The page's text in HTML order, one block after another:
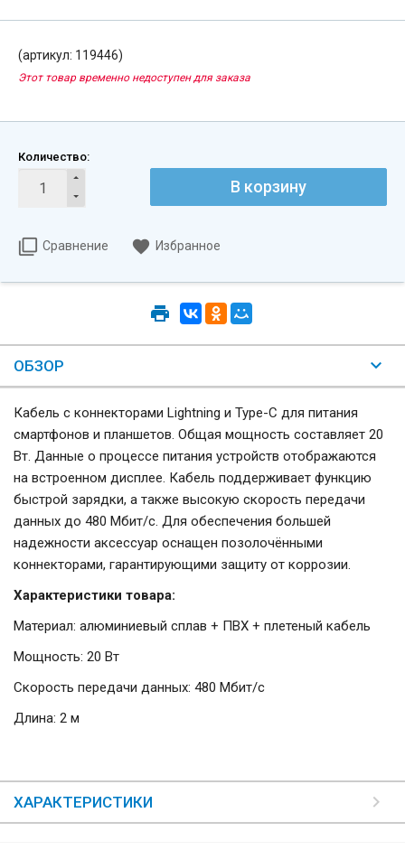
(артикул: 119446)
Этот товар временно недоступен для заказа
Количество:
Сравнение Избранное
ОБЗОР
Кабель с коннекторами Lightning и Type-C для питания
смартфонов и планшетов. Общая мощность составляет 20
Вт. Данные о процессе питания устройств отображаются
на встроенном дисплее. Кабель поддерживает функцию
быстрой зарядки, а также высокую скорость передачи
данных до 480 Мбит/с. Для обеспечения большей
надежности аксессуар оснащен позолочёнными
коннекторами, гарантирующими защиту от коррозии.
Характеристики товара:
Материал: алюминиевый сплав + ПВХ + плетеный кабель
Мощность: 20 Вт
Скорость передачи данных: 480 Мбит/с
Длина: 2 м
ХАРАКТЕРИСТИКИ